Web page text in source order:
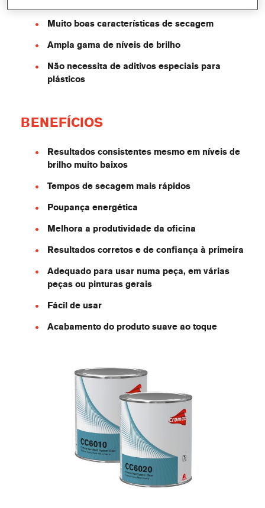
Muito boas características de secagem
Ampla gama de níveis de brilho
Não necessita de aditivos especiais para
plásticos
BENEFÍCIOS
Resultados consistentes mesmo em níveis de
brilho muito baixos
Tempos de secagem mais rápidos
Poupança energética
Melhora a produtividade da oficina
Resultados corretos e de confiança à primeira
Adequado para usar numa peça, em várias
peças ou pinturas gerais
Fácil de usar
Acabamento do produto suave ao toque